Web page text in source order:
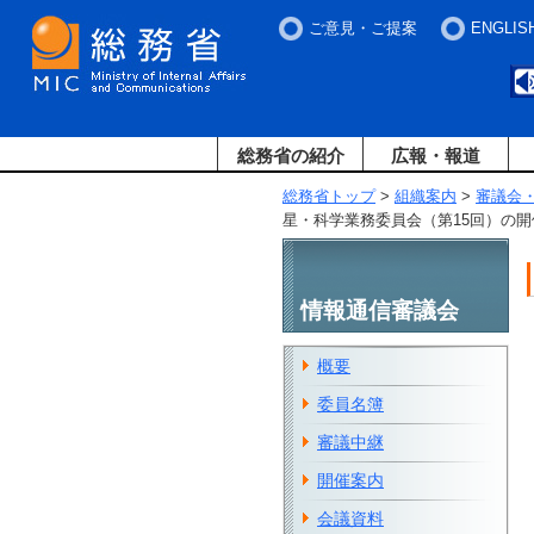
ご意見・ご提案
総務省の紹介 広報・報道
総務省トップ> 組織案内 > 審議会
星・科学業務委員会（第15回）の
情報通信審議会
概要
委員名簿
審議中継
開催案内
会議資料